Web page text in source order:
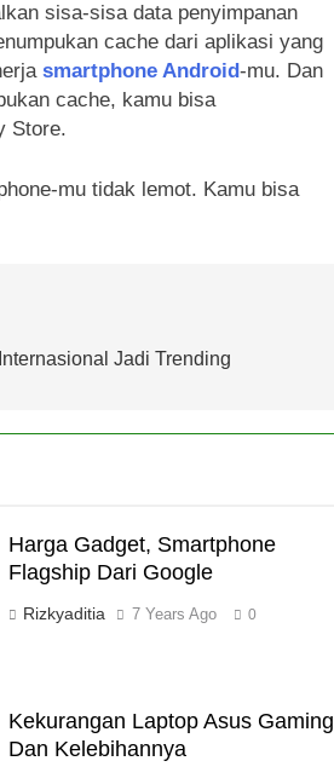
sisa-sisa data penyimpanan
cache dari aplikasi yang
smartphone Android-mu. Dan
cache, kamu bisa
Store.
mu tidak lemot. Kamu bisa
Jadi Trending
Harga Gadget, Smartphone
Flagship Dari Google
Rizkyaditia 7 Years Ago 0
Kekurangan Laptop Asus Gaming
Dan Kelebihannya